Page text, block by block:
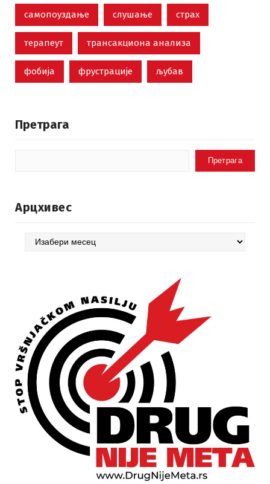
самопоуздање слушање страх
терапеут трансакциона анализа
фобија фрустрације љубав
Претрага
Претрага
Арцхивес
Арцхивес